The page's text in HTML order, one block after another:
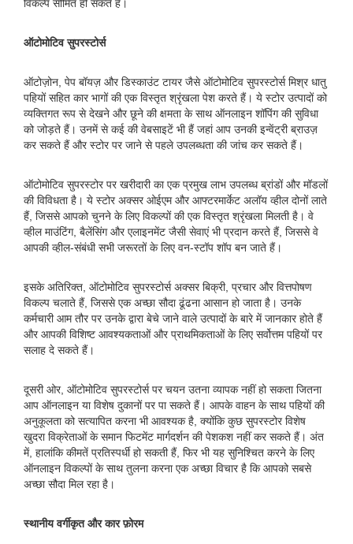
विकल्प सीमित हो सकते हैं।
ऑटोमोटिव सुपरस्टोर्स
ऑटोज़ोन, पेप बॉयज़ और डिस्काउंट टायर जैसे ऑटोमोटिव सुपरस्टोर्स मिश्र धातु
पहियों सहित कार भागों की एक विस्तृत श्रृंखला पेश करते हैं। ये स्टोर उत्पादों को
व्यक्तिगत रूप से देखने और छूने की क्षमता के साथ ऑनलाइन शॉपिंग की सुविधा
को जोड़ते हैं। उनमें से कई की वेबसाइटें भी हैं जहां आप उनकी इन्वेंट्री ब्राउज़
कर सकते हैं और स्टोर पर जाने से पहले उपलब्धता की जांच कर सकते हैं।
ऑटोमोटिव सुपरस्टोर पर खरीदारी का एक प्रमुख लाभ उपलब्ध ब्रांडों और मॉडलों
की विविधता है। ये स्टोर अक्सर ओईएम और आफ्टरमार्केट अलॉय व्हील दोनों लाते
हैं, जिससे आपको चुनने के लिए विकल्पों की एक विस्तृत श्रृंखला मिलती है। वे
व्हील माउंटिंग, बैलेंसिंग और एलाइनमेंट जैसी सेवाएं भी प्रदान करते हैं, जिससे वे
आपकी व्हील-संबंधी सभी जरूरतों के लिए वन-स्टॉप शॉप बन जाते हैं।
इसके अतिरिक्त, ऑटोमोटिव सुपरस्टोर्स अक्सर बिक्री, प्रचार और वित्तपोषण
विकल्प चलाते हैं, जिससे एक अच्छा सौदा ढूंढना आसान हो जाता है। उनके
कर्मचारी आम तौर पर उनके द्वारा बेचे जाने वाले उत्पादों के बारे में जानकार होते हैं
और आपकी विशिष्ट आवश्यकताओं और प्राथमिकताओं के लिए सर्वोत्तम पहियों पर
सलाह दे सकते हैं।
दूसरी ओर, ऑटोमोटिव सुपरस्टोर्स पर चयन उतना व्यापक नहीं हो सकता जितना
आप ऑनलाइन या विशेष दुकानों पर पा सकते हैं। आपके वाहन के साथ पहियों की
अनुकूलता को सत्यापित करना भी आवश्यक है, क्योंकि कुछ सुपरस्टोर विशेष
खुदरा विक्रेताओं के समान फिटमेंट मार्गदर्शन की पेशकश नहीं कर सकते हैं। अंत
में, हालांकि कीमतें प्रतिस्पर्धी हो सकती हैं, फिर भी यह सुनिश्चित करने के लिए
ऑनलाइन विकल्पों के साथ तुलना करना एक अच्छा विचार है कि आपको सबसे
अच्छा सौदा मिल रहा है।
स्थानीय वर्गीकृत और कार फ़ोरम